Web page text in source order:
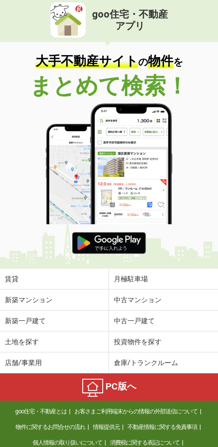
価 格
住 所
愛知県名古屋市中村区香取町１
専有面積 19.92m²
間取り
1K
愛知県名古屋市中川区乗越町３丁目
価 格
6.10万円
愛知県名古屋市中川区乗越町３丁目
41.24m²
間取り
1LDK
愛知県名古屋市南区豊１丁目
価 格
4.60万円
住 所
愛知県名古屋市南区豊１丁目
専有面積 28.8m²
間取り
1SK
愛知県名古屋市中区新栄２丁目
価 格
5.50万円
住 所
愛知県名古屋市中区新栄２丁目
専有面積
愛知県名古屋市熱田区千代田町
6.10万円
愛知県名古屋市中川区南脇町１丁目
7.50万円
住 所
愛知県名古屋市中川区南脇町１丁目
専有面積 60.86m²
間取り
2LDK
愛知県岡崎市稲熊町字海深
goo住宅・不動産
アプリ
大手不動産サイトの物件を
まとめて検索！
賃貸 月極駐車場
新築マンション 中古マンション
新築一戸建て 中古一戸建て
土地を探す 投資物件を探す
店舗/事業用 倉庫/トランクルーム
PC版へ
goo住宅・不動産とは お客さまご利用端末からの情報の外部送信について
物件に関するお問合せの流れ 情報提供元 不動産情報に関する免責事項
個人情報の取り扱いについて 消費税に関する表記について